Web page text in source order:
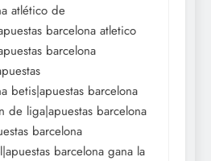
atlético de
barcelona atletico
barcelona
betis|apuestas barcelona
de liga|apuestas barcelona
barcelona
barcelona gana la